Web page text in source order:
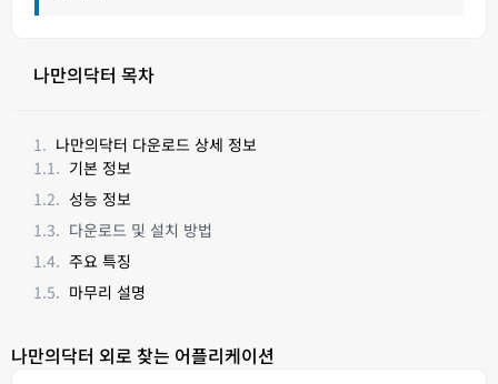
나만의닥터 목차
나만의닥터 다운로드 상세 정보
기본 정보
성능 정보
다운로드 및 설치 방법
주요 특징
마무리 설명
나만의닥터 외로 찾는 어플리케이션